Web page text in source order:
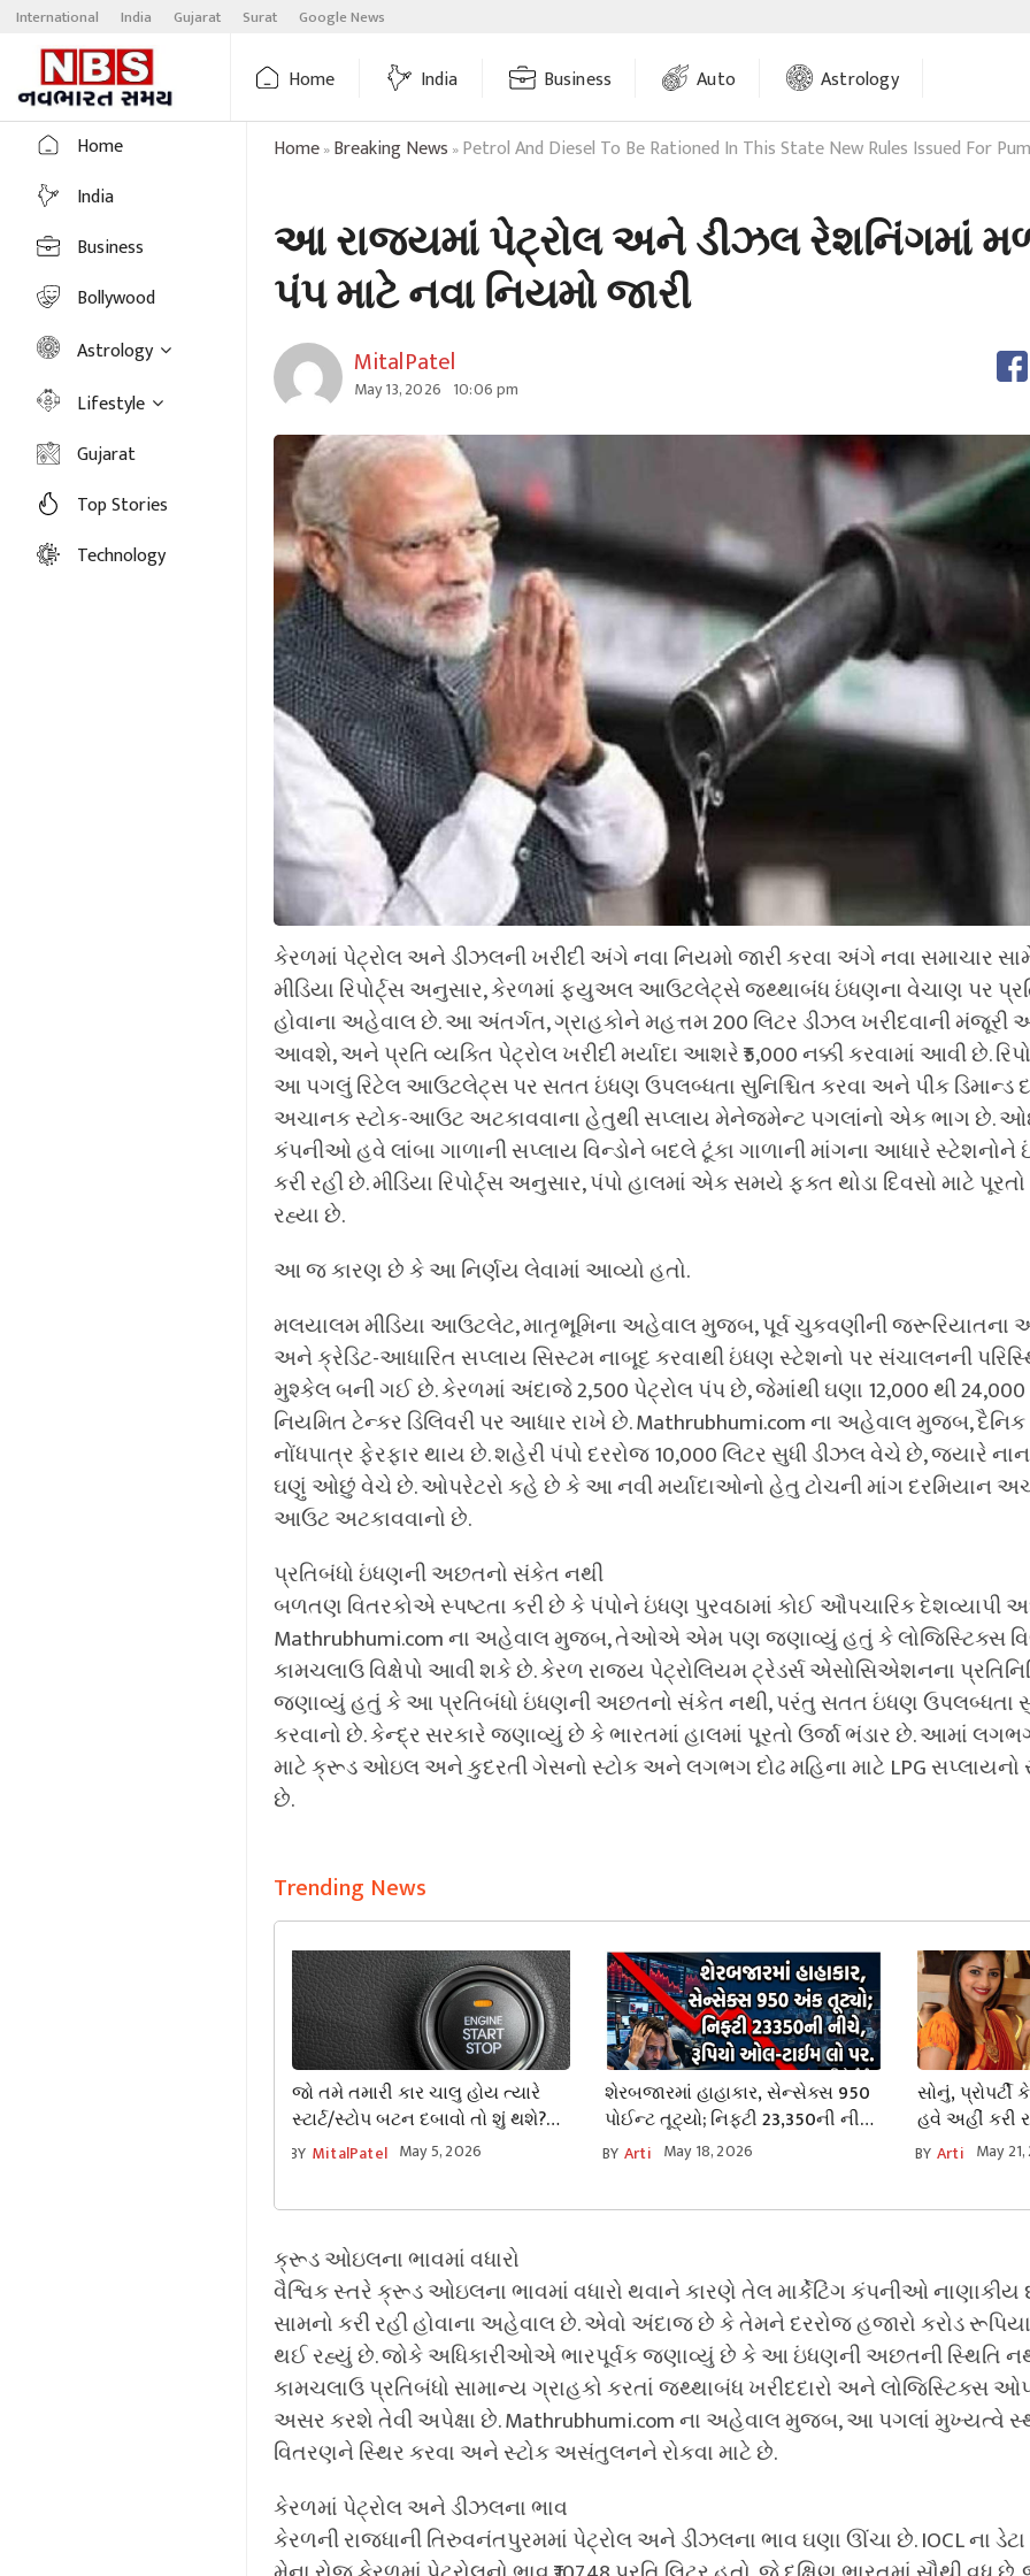
Skip
content
International India Gujarat Surat Google News
Home India Business Auto Astrology
Home
India
Business
Bollywood
Astrology
Lifestyle
Gujarat
Top Stories
Technology
Home»Breaking News »Petrol And Diesel To Be Rationed In This State New Rules Issued For
આ રાજ્યમાં પેટ્રોલ અને ડીઝલ રેશનિંગમાં
પંપ માટે નવા નિયમો જારી
MitalPatel
May 13, 2026 10:06 pm
કેરળમાં પેટ્રોલ અને ડીઝલની ખરીદી અંગે નવા નિયમો જારી કરવા અંગે નવા સમાચાર
મીડિયા રિપોર્ટ્સ અનુસાર, કેરળમાં ફ્યુઅલ આઉટલેટ્સે જથ્થાબંધ ઇંધણના વેચાણ પર
હોવાના અહેવાલ છે. આ અંતર્ગત, ગ્રાહકોને મહત્તમ 200 લિટર ડીઝલ ખરીદવાની મંજૂરી
આવશે, અને પ્રતિ વ્યક્તિ પેટ્રોલ ખરીદી મર્યાદા આશરે ₹5,000 નક્કી કરવામાં આવી છે.
આ પગલું રિટેલ આઉટલેટ્સ પર સતત ઇંધણ ઉપલબ્ધતા સુનિશ્ચિત કરવા અને પીક ડિમાન્ડ
અચાનક સ્ટોક-આઉટ અટકાવવાના હેતુથી સપ્લાય મેનેજમેન્ટ પગલાંનો એક ભાગ છે.
કંપનીઓ હવે લાંબા ગાળાની સપ્લાય વિન્ડોને બદલે ટૂંકા ગાળાની માંગના આધારે
કરી રહી છે. મીડિયા રિપોર્ટ્સ અનુસાર, પંપો હાલમાં એક સમયે ફક્ત થોડા દિવસો માટે
રહ્યા છે.
આ જ કારણ છે કે આ નિર્ણય લેવામાં આવ્યો હતો.
મલયાલમ મીડિયા આઉટલેટ, માતૃભૂમિના અહેવાલ મુજબ, પૂર્વ ચુકવણીની જરૂરિયાતના
અને ક્રેડિટ-આધારિત સપ્લાય સિસ્ટમ નાબૂદ કરવાથી ઇંધણ સ્ટેશનો પર સંચાલનની
મુશ્કેલ બની ગઈ છે. કેરળમાં અંદાજે 2,500 પેટ્રોલ પંપ છે, જેમાંથી ઘણા 12,000 થી 24,000
નિયમિત ટેન્કર ડિલિવરી પર આધાર રાખે છે. Mathrubhumi.com ના અહેવાલ મુજબ,
નોંધપાત્ર ફેરફાર થાય છે. શહેરી પંપો દરરોજ 10,000 લિટર સુધી ડીઝલ વેચે છે, જ્યારે
ઘણું ઓછું વેચે છે. ઓપરેટરો કહે છે કે આ નવી મર્યાદાઓનો હેતુ ટોચની માંગ દરમિયાન
આઉટ અટકાવવાનો છે.
પ્રતિબંધો ઇંધણની અછતનો સંકેત નથી
બળતણ વિતરકોએ સ્પષ્ટતા કરી છે કે પંપોને ઇંધણ પુરવઠામાં કોઈ ઔપચારિક દેશવ્યાપી
Mathrubhumi.com ના અહેવાલ મુજબ, તેઓએ એમ પણ જણાવ્યું હતું કે લોજિસ્ટિક્સ
કામચલાઉ વિક્ષેપો આવી શકે છે. કેરળ રાજ્ય પેટ્રોલિયમ ટ્રેડર્સ એસોસિએશનના
જણાવ્યું હતું કે આ પ્રતિબંધો ઇંધણની અછતનો સંકેત નથી, પરંતુ સતત ઇંધણ ઉપલબ્ધતા
કરવાનો છે. કેન્દ્ર સરકારે જણાવ્યું છે કે ભારતમાં હાલમાં પૂરતો ઉર્જા ભંડાર છે. આમાં
માટે ક્રૂડ ઓઇલ અને કુદરતી ગેસનો સ્ટોક અને લગભગ દોઢ મહિના માટે LPG
છે.
Trending News
જો તમે તમારી કાર ચાલુ હોય ત્યારે
સ્ટાર્ટ/સ્ટોપ બટન દબાવો તો શું થશે?
નવા ડ્રાઇવરોએ આ સત્ય જાણવું
BY MitalPatel May 5, 2026
શેરબજારમાં હાહાકાર, સેન્સેક્સ 950
પોઈન્ટ તૂટ્યો; નિફ્ટી 23,350ની નીચે,
રૂપિયો ઓલ-ટાઇમ લો પર પહોંચ્યો
BY Arti May 18, 2026
સોનું, પ્રોપર્ટી
હવે અહીં કરી
રોકાણ! માત્ર
BY Arti May
ક્રૂડ ઓઇલના ભાવમાં વધારો
વૈશ્વિક સ્તરે ક્રૂડ ઓઇલના ભાવમાં વધારો થવાને કારણે તેલ માર્કેટિંગ કંપનીઓ નાણાકીય
સામનો કરી રહી હોવાના અહેવાલ છે. એવો અંદાજ છે કે તેમને દરરોજ હજારો કરોડ
થઈ રહ્યું છે. જોકે અધિકારીઓએ ભારપૂર્વક જણાવ્યું છે કે આ ઇંધણની અછતની સ્થિતિ
કામચલાઉ પ્રતિબંધો સામાન્ય ગ્રાહકો કરતાં જથ્થાબંધ ખરીદદારો અને લોજિસ્ટિક્સ
અસર કરશે તેવી અપેક્ષા છે. Mathrubhumi.com ના અહેવાલ મુજબ, આ પગલાં મુખ્યત્વે
વિતરણને સ્થિર કરવા અને સ્ટોક અસંતુલનને રોકવા માટે છે.
કેરળમાં પેટ્રોલ અને ડીઝલના ભાવ
કેરળની રાજધાની તિરુવનંતપુરમમાં પેટ્રોલ અને ડીઝલના ભાવ ઘણા ઊંચા છે. IOCL ના